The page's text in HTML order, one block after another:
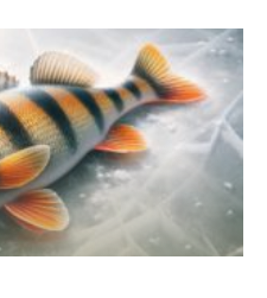
фазы луны и
воды для более
прогнозу, я смог
в Московской
клева на реке
славу.